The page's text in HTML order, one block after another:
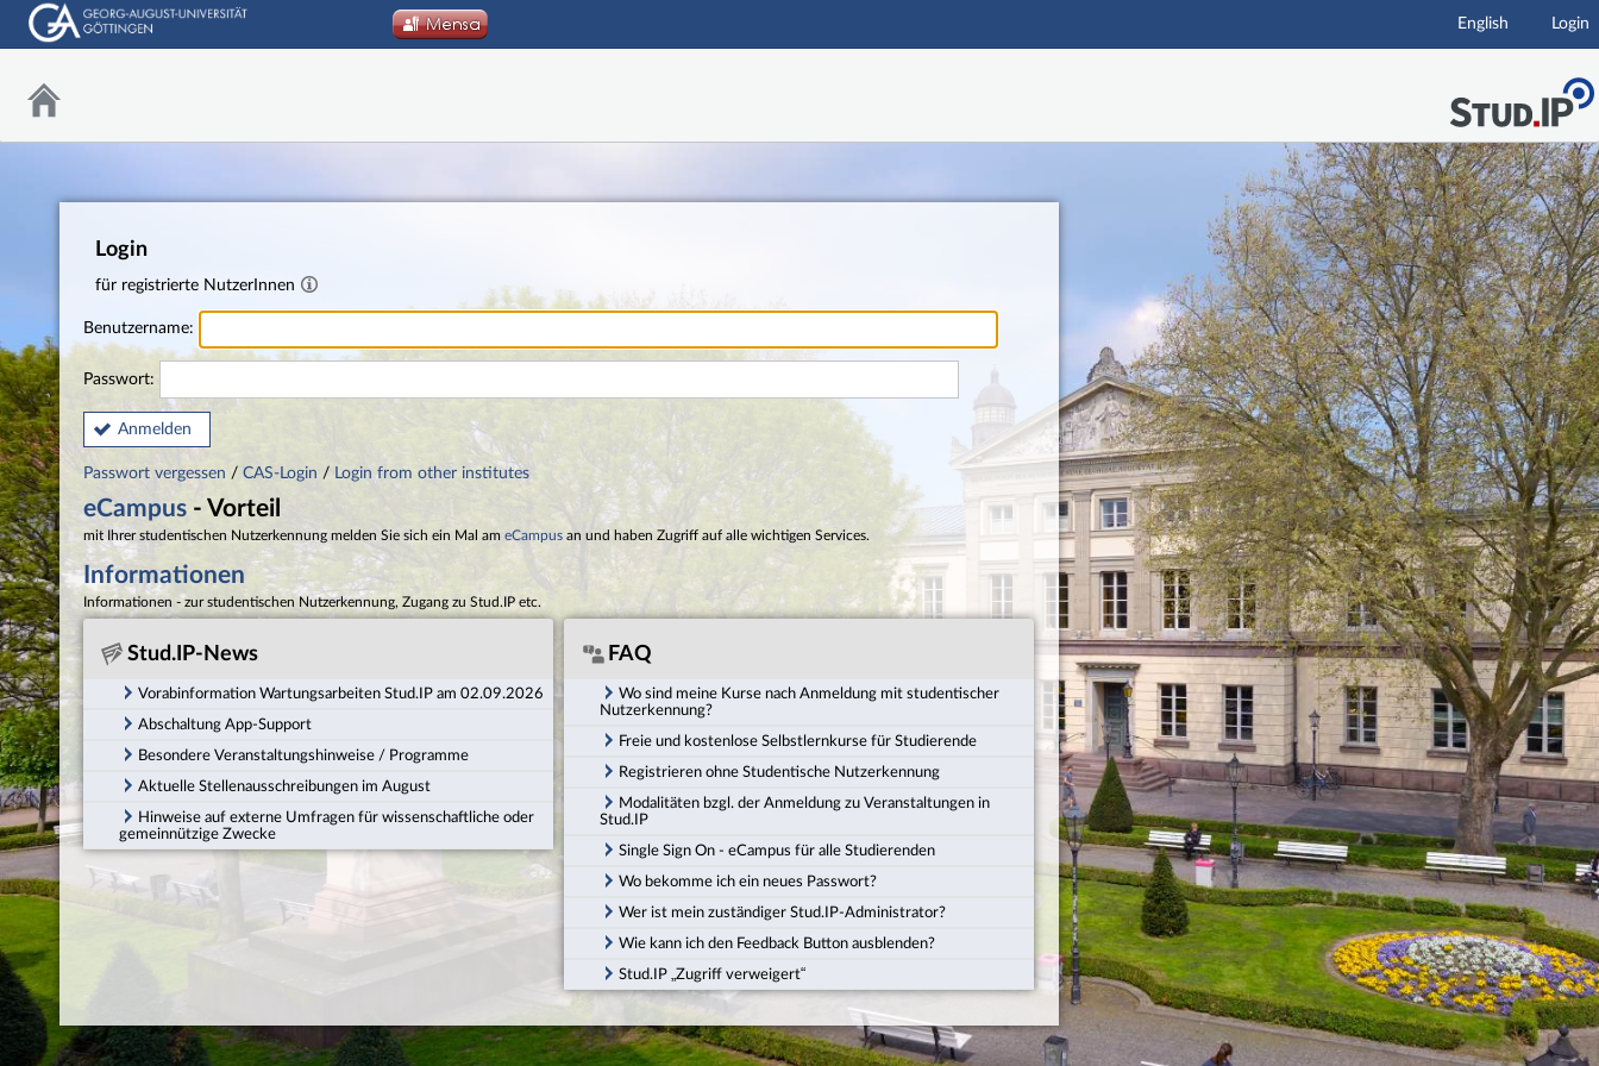
Hauptnavigation
English Login
Login
für registrierte NutzerInnen
Benutzername:
Passwort:
Anmelden
Passwort vergessen / CAS-Login / Login from other institutes
eCampus - Vorteil
mit Ihrer studentischen Nutzerkennung melden Sie sich ein Mal am eCampus an und haben Zugriff auf alle wichtigen Services.
Informationen
Informationen - zur studentischen Nutzerkennung, Zugang zu Stud.IP etc.
Stud.IP-News
Vorabinformation Wartungsarbeiten Stud.IP am 02.09.2026
Abschaltung App-Support
Besondere Veranstaltungshinweise / Programme
Aktuelle Stellenausschreibungen im August
Hinweise auf externe Umfragen für wissenschaftliche oder
gemeinnützige Zwecke
FAQ
Wo sind meine Kurse nach Anmeldung mit studentischer
Nutzerkennung?
Freie und kostenlose Selbstlernkurse für Studierende
Registrieren ohne Studentische Nutzerkennung
Modalitäten bzgl. der Anmeldung zu Veranstaltungen in
Stud.IP
Single Sign On - eCampus für alle Studierenden
Wo bekomme ich ein neues Passwort?
Wer ist mein zuständiger Stud.IP-Administrator?
Wie kann ich den Feedback Button ausblenden?
Stud.IP „Zugriff verweigert“